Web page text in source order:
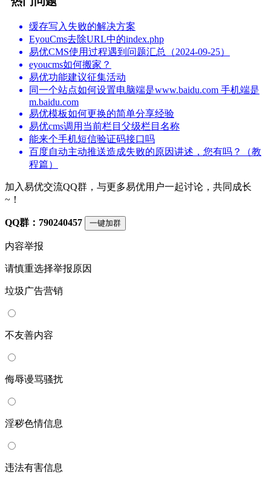
缓存写入失败的解决方案
EyouCms去除URL中的index.php
易优CMS使用过程遇到问题汇总（2024-09-25）
eyoucms如何搬家？
易优功能建议征集活动
同一个站点如何设置电脑端是www.baidu.com 手机端是
m.baidu.com
易优模板如何更换的简单分享经验
易优cms调用当前栏目父级栏目名称
能来个手机短信验证码接口吗
百度自动主动推送造成失败的原因讲述，您有吗？（教
程篇）
加入易优交流QQ群，与更多易优用户一起讨论，共同成长
~！
QQ群：790240457 一键加群
内容举报
请慎重选择举报原因
垃圾广告营销
不友善内容
侮辱谩骂骚扰
淫秽色情信息
违法有害信息